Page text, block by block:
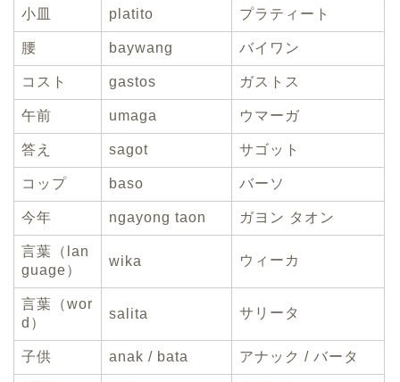
小皿 platito プラティート
腰 baywang バイワン
コスト gastos ガストス
午前 umaga ウマーガ
答え sagot サゴット
コップ baso バーソ
今年 ngayong taon ガヨン タオン
言葉（lan
guage）
wika ウィーカ
言葉（wor
d）
salita サリータ
子供 anak / bata アナック / バータ